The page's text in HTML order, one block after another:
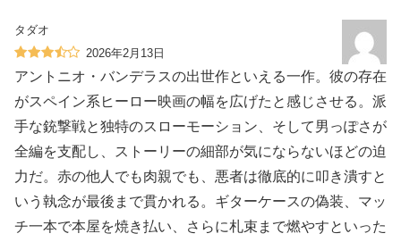
タダオ
2026年2月13日
アントニオ・バンデラスの出世作といえる一作。彼の存在
がスペイン系ヒーロー映画の幅を広げたと感じさせる。派
手な銃撃戦と独特のスローモーション、そして男っぽさが
全編を支配し、ストーリーの細部が気にならないほどの迫
力だ。赤の他人でも肉親でも、悪者は徹底的に叩き潰すと
いう執念が最後まで貫かれる。ギターケースの偽装、マッ
チ一本で本屋を焼き払い、さらに札束まで燃やすといった